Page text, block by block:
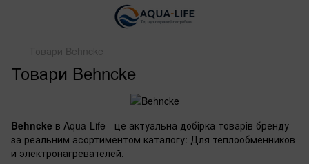
Товари Behncke
Товари Behncke
Behncke в Aqua-Life - це актуальна добірка товарів бренду
за реальним асортиментом каталогу: Для теплообменников
и электронагревателей.